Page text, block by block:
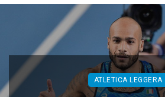
ATLETICA LEGGERA